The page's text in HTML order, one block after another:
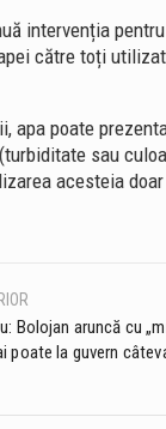
intervenția
către toți
apa poate
sau
acesteia
Bolojan aruncă cu
poate la guvern